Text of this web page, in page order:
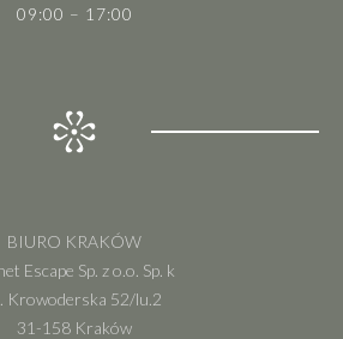
09:00 – 17:00
BIURO KRAKÓW
Escape Sp. z o.o. Sp. k
Krowoderska 52/lu.2
31-158 Kraków